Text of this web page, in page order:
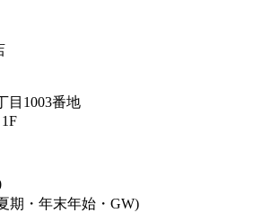
目1003番地
期・年末年始・GW)